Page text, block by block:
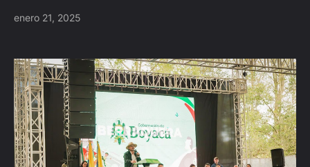
enero 21, 2025